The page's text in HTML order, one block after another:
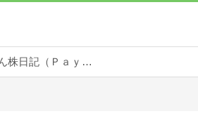
サラリーマンパパかんうん株日記（ＰａｙＰａｙ証券物語）